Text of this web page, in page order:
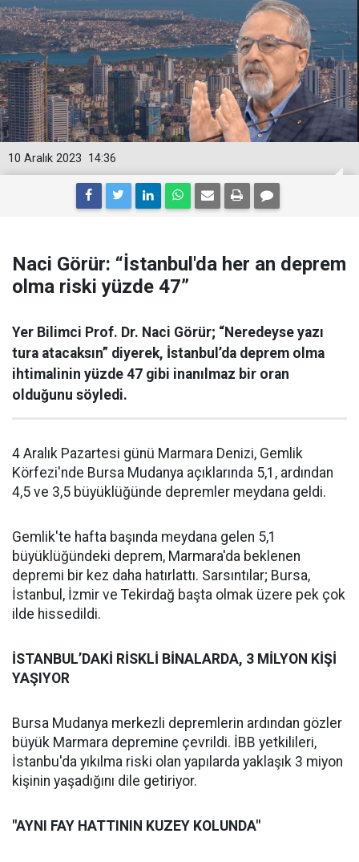
14:36
10 Aralık 2023
Naci Görür: “İstanbul'da her an deprem
olma riski yüzde 47”
Yer Bilimci Prof. Dr. Naci Görür; “Neredeyse yazı
tura atacaksın” diyerek, İstanbul’da deprem olma
ihtimalinin yüzde 47 gibi inanılmaz bir oran
olduğunu söyledi.
4 Aralık Pazartesi günü Marmara Denizi, Gemlik
Körfezi'nde Bursa Mudanya açıklarında 5,1, ardından
4,5 ve 3,5 büyüklüğünde depremler meydana geldi.
Gemlik'te hafta başında meydana gelen 5,1
büyüklüğündeki deprem, Marmara'da beklenen
depremi bir kez daha hatırlattı. Sarsıntılar; Bursa,
İstanbul, İzmir ve Tekirdağ başta olmak üzere pek çok
ilde hissedildi.
İSTANBUL’DAKİ RİSKLİ BİNALARDA, 3 MİLYON KİŞİ
YAŞIYOR
Bursa Mudanya merkezli depremlerin ardından gözler
büyük Marmara depremine çevrildi. İBB yetkilileri,
İstanbu'da yıkılma riski olan yapılarda yaklaşık 3 miyon
kişinin yaşadığını dile getiriyor.
"AYNI FAY HATTININ KUZEY KOLUNDA"